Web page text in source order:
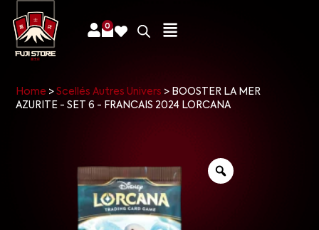
0
Home >Scellés Autres Univers > BOOSTER LA MER
AZURITE - SET 6 - FRANCAIS 2024 LORCANA